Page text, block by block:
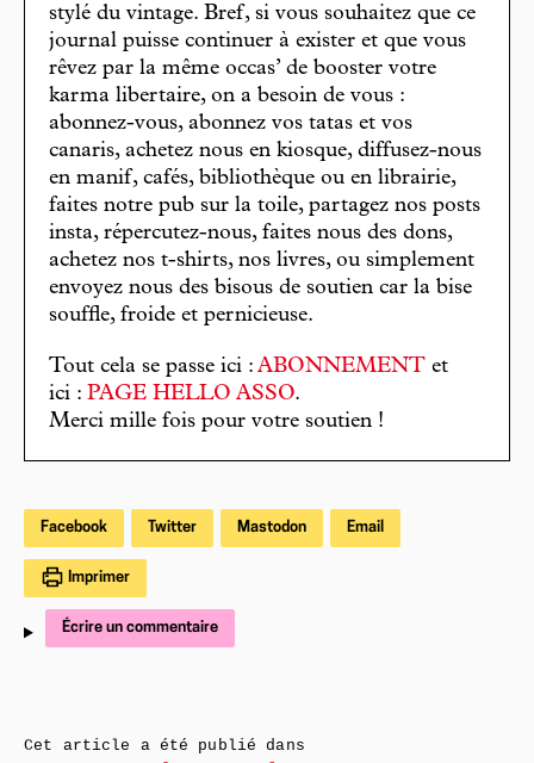
stylé du vintage. Bref, si vous souhaitez que ce
journal puisse continuer à exister et que vous
rêvez par la même occas’ de booster votre
karma libertaire, on a besoin de vous :
abonnez-vous, abonnez vos tatas et vos
canaris, achetez nous en kiosque, diffusez-nous
en manif, cafés, bibliothèque ou en librairie,
faites notre pub sur la toile, partagez nos posts
insta, répercutez-nous, faites nous des dons,
achetez nos t-shirts, nos livres, ou simplement
envoyez nous des bisous de soutien car la bise
souffle, froide et pernicieuse.
Tout cela se passe ici : ABONNEMENT et
ici : PAGE HELLO ASSO.
Merci mille fois pour votre soutien !
Facebook Twitter Mastodon Email
Imprimer
Écrire un commentaire
Cet article a été publié dans